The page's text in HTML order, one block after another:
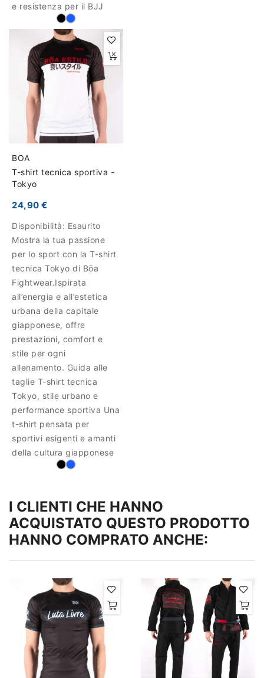
e resistenza per il BJJ
BOA
T-shirt tecnica sportiva -
Tokyo
24,90 €
Disponibilità: Esaurito
Mostra la tua passione
per lo sport con la T-shirt
tecnica Tokyo di Bōa
Fightwear.Ispirata
all’energia e all’estetica
urbana della capitale
giapponese, offre
prestazioni, comfort e
stile per ogni
allenamento. Guida alle
taglie T-shirt tecnica
Tokyo, stile urbano e
performance sportiva Una
t-shirt pensata per
sportivi esigenti e amanti
della cultura giapponese
I CLIENTI CHE HANNO
ACQUISTATO QUESTO PRODOTTO
HANNO COMPRATO ANCHE: